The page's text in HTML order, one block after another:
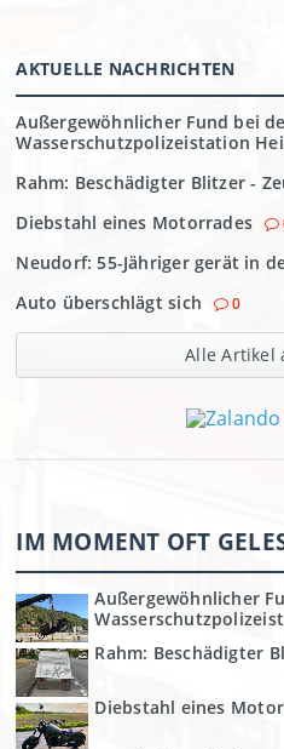
AKTUELLE NACHRICHTEN
Außergewöhnlicher Fund bei
Wasserschutzpolizeistation
Rahm: Beschädigter Blitzer -
Diebstahl eines Motorrades
Neudorf: 55-Jähriger gerät in
Auto überschlägt sich 0
Alle Artikel
IM MOMENT OFT
Außergewöhnlicher
Rahm: Beschädigter
Diebstahl eines